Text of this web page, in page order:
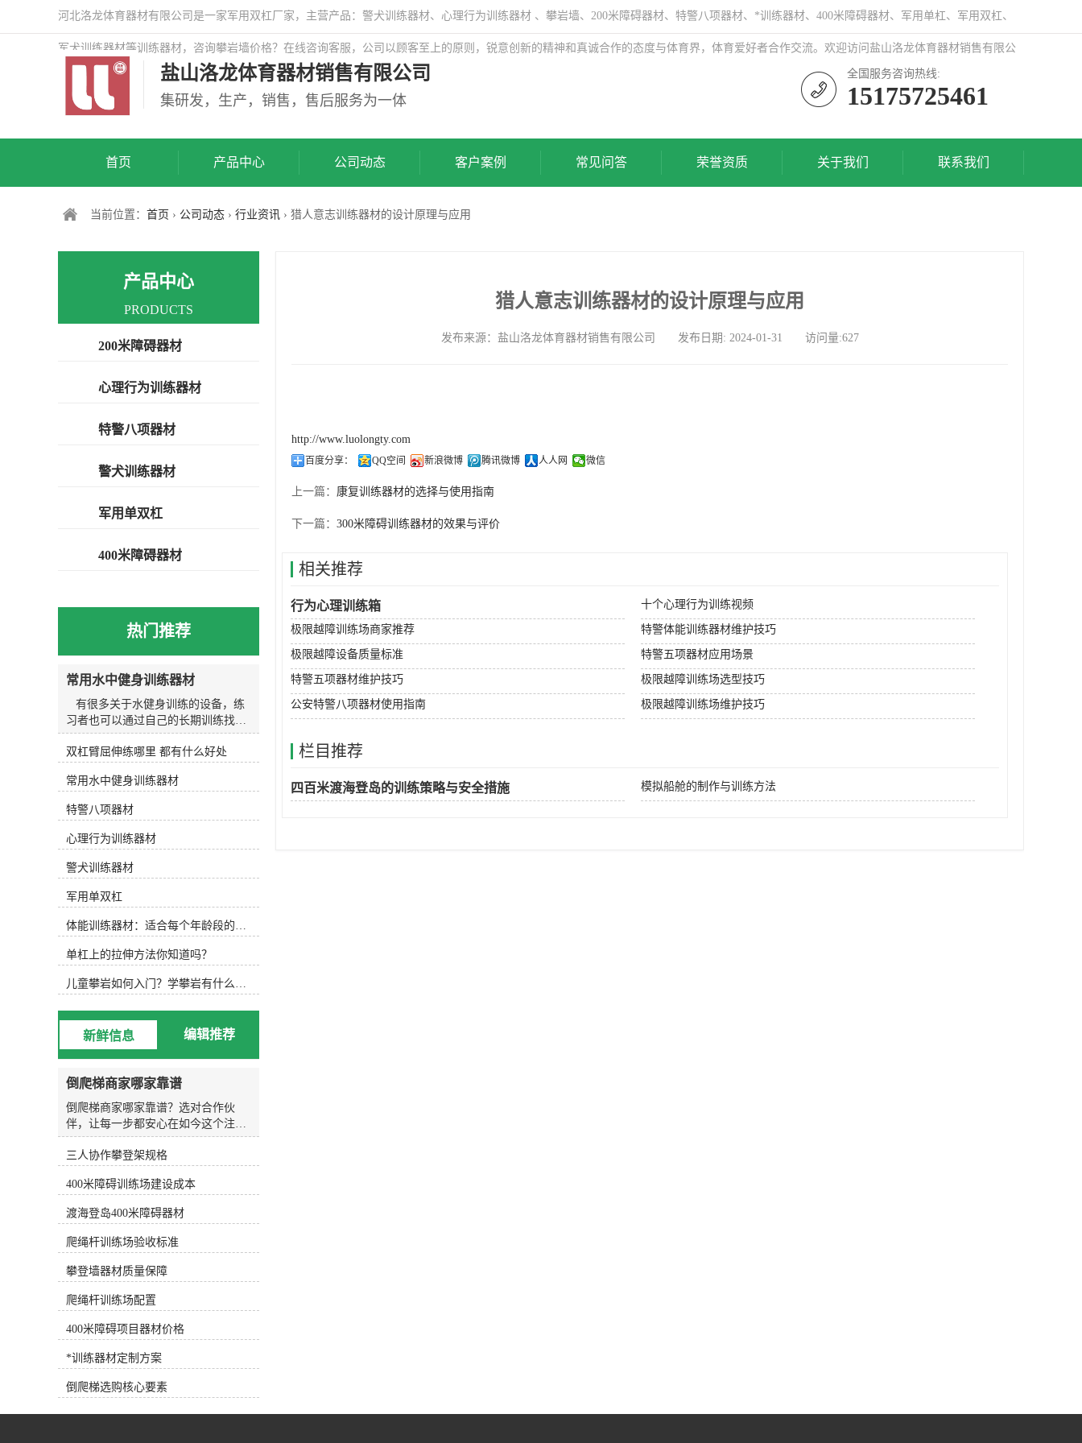
河北洛龙体育器材有限公司是一家军用双杠厂家，主营产品：警犬训练器材、心理行为训练器材 、攀岩墙、200米障碍器材、特警八项器材、*训练器材、400米障碍器材、军用单杠、军用双杠、
军犬训练器材等训练器材，咨询攀岩墙价格？在线咨询客服，公司以顾客至上的原则，锐意创新的精神和真诚合作的态度与体育界，体育爱好者合作交流。欢迎访问盐山洛龙体育器材销售有限公
盐山洛龙体育器材销售有限公司
集研发，生产，销售，售后服务为一体
全国服务咨询热线:
15175725461
首页 产品中心 公司动态 客户案例 常见问答 荣誉资质 关于我们 联系我们
当前位置： 首页 › 公司动态 › 行业资讯 › 猎人意志训练器材的设计原理与应用
猎人意志训练器材的设计原理与应用
发布来源：盐山洛龙体育器材销售有限公司 发布日期: 2024-01-31 访问量:627
http://www.luolongty.com
百度分享： QQ空间 新浪微博 腾讯微博 人人网 微信
上一篇： 康复训练器材的选择与使用指南
下一篇： 300米障碍训练器材的效果与评价
相关推荐
行为心理训练箱 十个心理行为训练视频
极限越障训练场商家推荐 特警体能训练器材维护技巧
极限越障设备质量标准 特警五项器材应用场景
特警五项器材维护技巧 极限越障训练场选型技巧
公安特警八项器材使用指南 极限越障训练场维护技巧
栏目推荐
四百米渡海登岛的训练策略与安全措施 模拟船舱的制作与训练方法
产品中心
PRODUCTS
200米障碍器材
心理行为训练器材
特警八项器材
警犬训练器材
军用单双杠
400米障碍器材
热门推荐
常用水中健身训练器材
有很多关于水健身训练的设备，练
习者也可以通过自己的长期训练找到
和发明适合自己的水训练设备。今天
主要介绍以下设备，可根据实际水训
滑鞋 游泳池底部很滑，可以穿防滑
鞋，防止动作变形，稳定完成所需动
作。2.水阻手套水阻手套 徒手运动
后，可选择抗组设备，增加运动难
度，通过阻力手套增加划水面积，练
习水中手臂运动。3.水中健身棒水中
浮力健身棒 水中的健身棒不仅可以
为练习者提供浮力，还可以通过浮力
提供抗组训练，增加练习难度，非常
实用。此外，健身棒具有很强的可塑
性，可以增加练习兴趣，摆出各种创
意造型。4.水中健身哑铃浮力哑铃
类似于水中健身棒，水中健身哑铃也
能为练习者提供浮力和阻力，用哑铃
进行的水中搏击强度很大！5.阻力葵
花阻力葵花向日葵鞋套的阻力 向日
葵可以手持或穿在脚上，以增加水的
面积和水的阻力。6.打水板打水板
水板是游泳场较常见、较方便的设
备，随处可见，也可用作抗阻训练设
备。7.浮力腰带深水浮力腰带 将浮
力带系在腰部，可为人体提供巨大的
浮力，使练习者在水中轻松完成训练
练习者各自的健身目标需求，可以选
择和使用健身器材，事半功倍！
双杠臂屈伸练哪里 都有什么好处
常用水中健身训练器材
特警八项器材
心理行为训练器材
警犬训练器材
军用单双杠
体能训练器材：适合每个年龄段的训练
单杠上的拉伸方法你知道吗？
儿童攀岩如何入门？学攀岩有什么好处？带娃攀岩两年的全面经验分享
新鲜信息 编辑推荐
倒爬梯商家哪家靠谱
倒爬梯商家哪家靠谱？选对合作伙
伴，让每一步都安心在如今这个注重
健康与户外运动的时代，越来越多的
人开始寻求更专业、更安全的训练器
作为特定康复性锻炼的辅助工具，倒
爬梯（也常被称为反向爬梯或仰式爬
梯）凭借其独特的锻炼价值，逐渐走
进了大众视野。然而，面对市场上琳
琅满目的品牌和参差不齐的质量，如
何挑选一家靠谱的倒爬梯生产商家，
成了许多采购者和健身爱好者头疼的
问题。选择倒爬梯，不能只看“样子”
外观所迷惑，认为只要钢材够粗、焊
接够牢就行。但实际上，一台合格的
倒爬梯涉及人体工学设计、承重力学
计算、表面防滑处理以及长期使用的
耐候性等多个维度。劣质的倒爬梯不
仅无法提供良好的训练体验，更可能
三人协作攀登架规格
400米障碍训练场建设成本
渡海登岛400米障碍器材
爬绳杆训练场验收标准
攀登墙器材质量保障
爬绳杆训练场配置
400米障碍项目器材价格
*训练器材定制方案
倒爬梯选购核心要素